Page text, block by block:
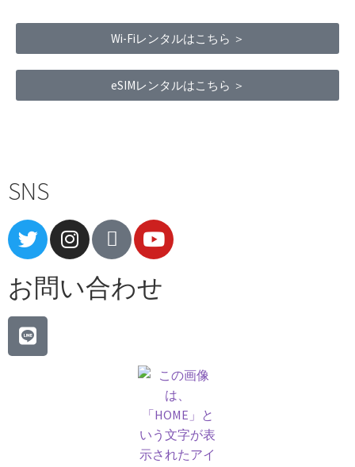
Wi-Fiレンタルはこちら ＞
eSIMレンタルはこちら ＞
SNS
お問い合わせ